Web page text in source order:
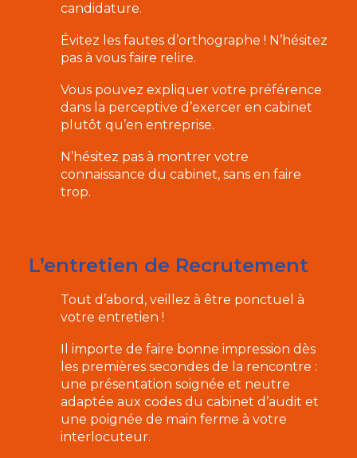
candidature.
Évitez les fautes d’orthographe ! N’hésitez
pas à vous faire relire.
Vous pouvez expliquer votre préférence
dans la perceptive d’exercer en cabinet
plutôt qu’en entreprise.
N’hésitez pas à montrer votre
connaissance du cabinet, sans en faire
trop.
L’entretien de Recrutement
Tout d’abord, veillez à être ponctuel à
votre entretien !
Il importe de faire bonne impression dès
les premières secondes de la rencontre :
une présentation soignée et neutre
adaptée aux codes du cabinet d’audit et
une poignée de main ferme à votre
interlocuteur.